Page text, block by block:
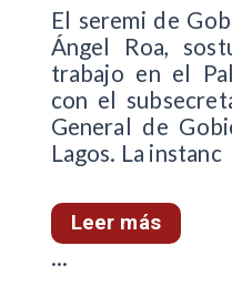
El seremi de
Ángel Roa,
trabajo en el
con el
General de
Lagos. La instanc
Leer más
...